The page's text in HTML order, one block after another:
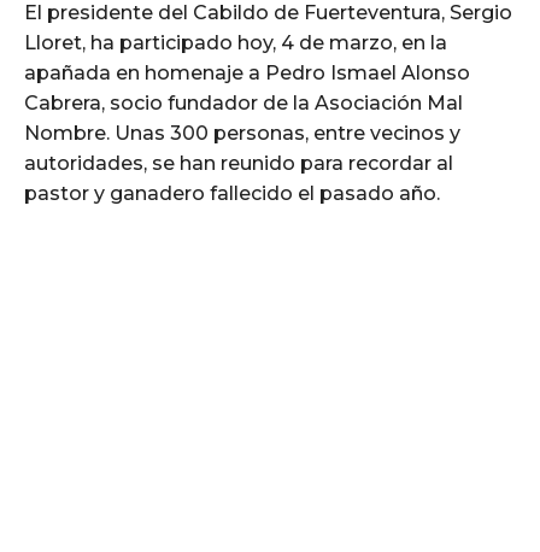
El presidente del Cabildo de Fuerteventura, Sergio
Lloret, ha participado hoy, 4 de marzo, en la
apañada en homenaje a Pedro Ismael Alonso
Cabrera, socio fundador de la Asociación Mal
Nombre. Unas 300 personas, entre vecinos y
autoridades, se han reunido para recordar al
pastor y ganadero fallecido el pasado año.